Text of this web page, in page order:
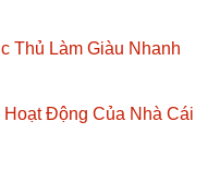
Thủ Làm Giàu Nhanh
Động Của Nhà Cái